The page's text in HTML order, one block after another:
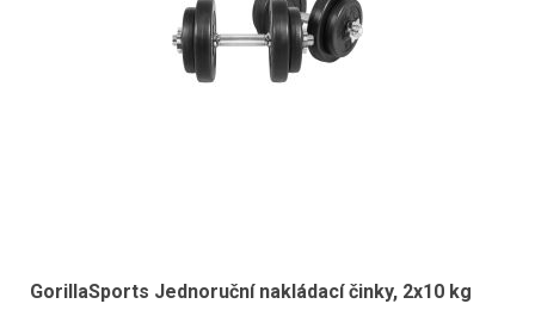
GorillaSports Jednoruční nakládací činky, 2x10 kg